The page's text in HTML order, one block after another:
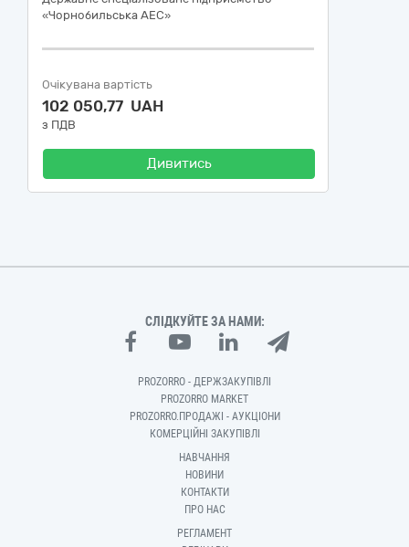
«Чорнобильська АЕС»
Очікувана вартість
102 050,77 UAH
з ПДВ
Дивитись
СЛІДКУЙТЕ ЗА НАМИ:
PROZORRO - ДЕРЖЗАКУПІВЛІ
PROZORRO MARKET
PROZORRO.ПРОДАЖІ - АУКЦІОНИ
КОМЕРЦІЙНІ ЗАКУПІВЛІ
НАВЧАННЯ
НОВИНИ
КОНТАКТИ
ПРО НАС
РЕГЛАМЕНТ